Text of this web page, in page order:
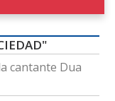
cantante Dua